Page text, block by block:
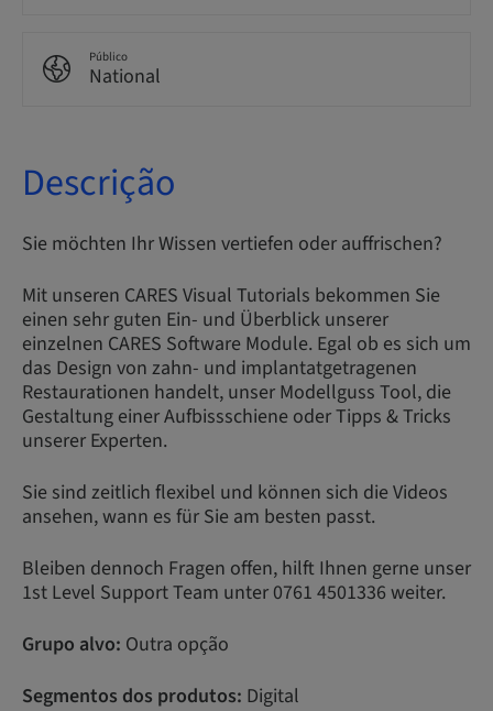
Público
National
Descrição
Sie möchten Ihr Wissen vertiefen oder auffrischen?
Mit unseren CARES Visual Tutorials bekommen Sie
einen sehr guten Ein- und Überblick unserer
einzelnen CARES Software Module. Egal ob es sich um
das Design von zahn- und implantatgetragenen
Restaurationen handelt, unser Modellguss Tool, die
Gestaltung einer Aufbissschiene oder Tipps & Tricks
unserer Experten.
Sie sind zeitlich flexibel und können sich die Videos
ansehen, wann es für Sie am besten passt.
Bleiben dennoch Fragen offen, hilft Ihnen gerne unser
1st Level Support Team unter 0761 4501336 weiter.
Grupo alvo: Outra opção
Segmentos dos produtos: Digital